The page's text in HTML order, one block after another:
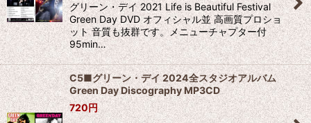
グリーン・デイ 2021 Life is Beautiful Festival
Green Day DVD オフィシャル並 高画質プロショ
ット 音質も抜群です。メニューチャプター付
95min…
C5■グリーン・デイ 2024全スタジオアルバム
Green Day Discography MP3CD
720円